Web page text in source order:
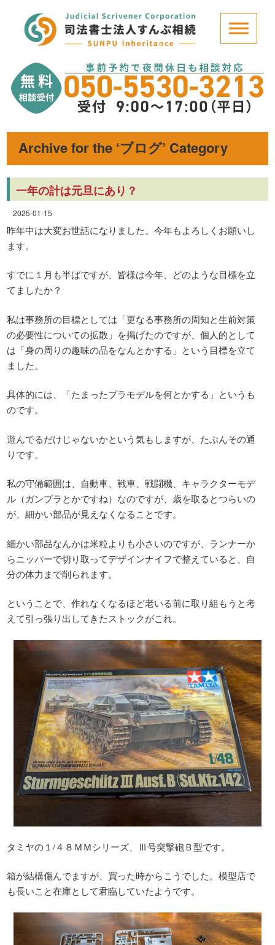
Archive for the ‘ブログ’ Category
一年の計は元旦にあり？
2025-01-15
昨年中は大変お世話になりました。今年もよろしくお願いし
ます。
すでに１月も半ばですが、皆様は今年、どのような目標を立
てましたか？
私は事務所の目標としては「更なる事務所の周知と生前対策
の必要性についての拡散」を掲げたのですが、個人的として
は「身の周りの趣味の品をなんとかする」という目標を立て
ました。
具体的には、「たまったプラモデルを何とかする」というも
のです。
遊んでるだけじゃないかという気もしますが、たぶんその通
りです。
私の守備範囲は、自動車、戦車、戦闘機、キャラクターモデ
ル（ガンプラとかですね）なのですが、歳を取るとつらいの
が、細かい部品が見えなくなることです。
細かい部品なんかは米粒よりも小さいのですが、ランナーか
らニッパーで切り取ってデザインナイフで整えていると、自
分の体力まで削られます。
ということで、作れなくなるほど老いる前に取り組もうと考
えて引っ張り出してきたストックがこれ。
タミヤの１/４８ＭＭシリーズ、Ⅲ号突撃砲Ｂ型です。
箱が結構傷んでますが、買った時からこうでした。模型店で
も長いこと在庫として君臨していたようです。